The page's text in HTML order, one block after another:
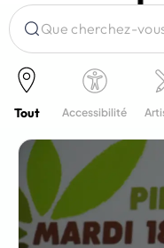
Que cherchez-
Tout Accessibilité